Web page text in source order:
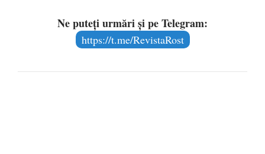
Ne puteți urmări și pe Telegram:
https://t.me/RevistaRost